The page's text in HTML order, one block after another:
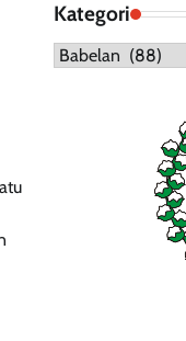
Kategori
Kategori